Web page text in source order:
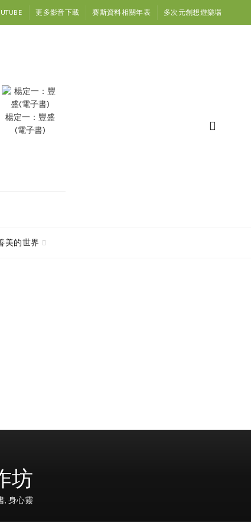
更多影音下載 賽斯資料相關年表 多次元創想遊樂場
楊定一：豐盛
(電子書)
美的世界
坊
, 身心靈